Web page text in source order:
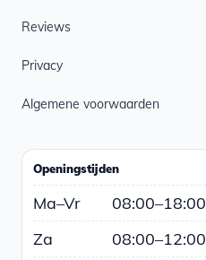
Reviews
Privacy
Algemene voorwaarden
Openingstijden
Ma–Vr
08:00–18:00
Za
08:00–12:00